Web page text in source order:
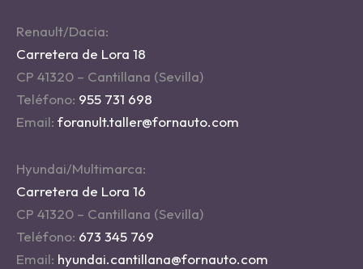
Renault/Dacia:
Carretera de Lora 18
CP 41320 – Cantillana (Sevilla)
Teléfono: 955 731 698
Email: foranult.taller@fornauto.com
Hyundai/Multimarca:
Carretera de Lora 16
CP 41320 – Cantillana (Sevilla)
Teléfono: 673 345 769
Email: hyundai.cantillana@fornauto.com